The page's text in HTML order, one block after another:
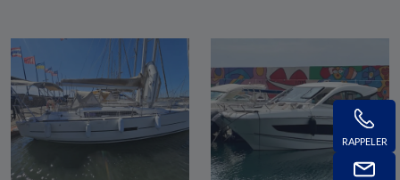
RAPPELER